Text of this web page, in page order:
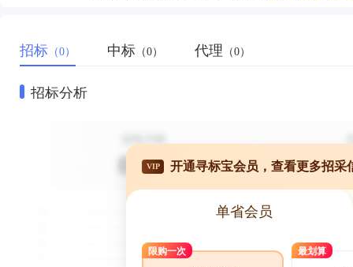
招标 （0） 中标 （0） 代理 （0）
招标分析
VIP 开通寻标宝会员，查看更多招采
单省会员
限购一次 最划算